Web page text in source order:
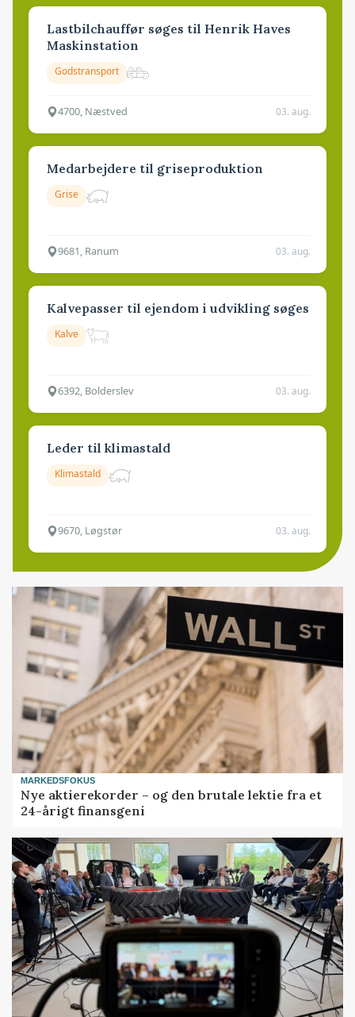
Lastbilchauffør søges til Henrik Haves
Maskinstation
Godstransport
4700, Næstved 03. aug.
Medarbejdere til griseproduktion
Grise
9681, Ranum 03. aug.
Kalvepasser til ejendom i udvikling søges
Kalve
6392, Bolderslev 03. aug.
Leder til klimastald
Klimastald
9670, Løgstør 03. aug.
MARKEDSFOKUS
Nye aktierekorder – og den brutale lektie fra et
24-årigt finansgeni